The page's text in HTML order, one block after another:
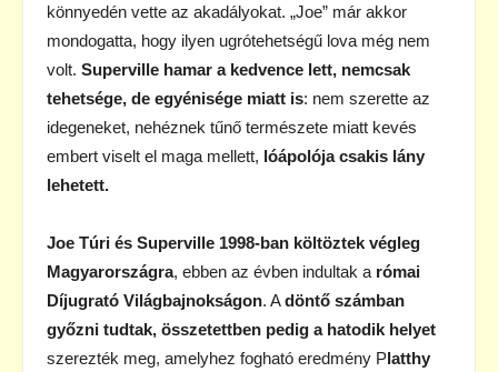
könnyedén vette az akadályokat. „Joe” már akkor
mondogatta, hogy ilyen ugrótehetségű lova még nem
volt. Superville hamar a kedvence lett, nemcsak
tehetsége, de egyénisége miatt is: nem szerette az
idegeneket, nehéznek tűnő természete miatt kevés
embert viselt el maga mellett, lóápolója csakis lány
lehetett.
Joe Túri és Superville 1998-ban költöztek végleg
Magyarországra, ebben az évben indultak a római
Díjugrató Világbajnokságon. Adöntő számban
győzni tudtak, összetettben pedig a hatodik helyet
szerezték meg, amelyhez fogható eredmény Platthy